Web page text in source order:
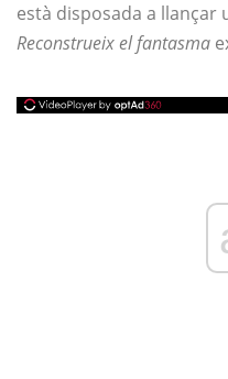
està disposada a llançar
Reconstrueix el fantasma